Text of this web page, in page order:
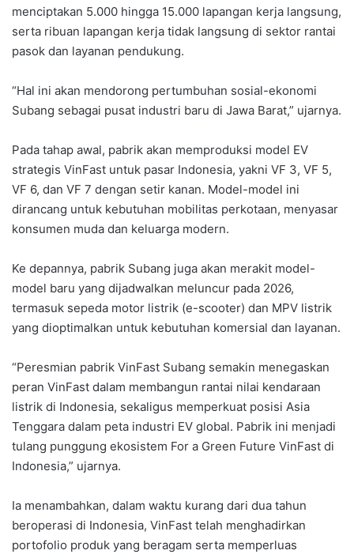
menciptakan 5.000 hingga 15.000 lapangan kerja langsung,
serta ribuan lapangan kerja tidak langsung di sektor rantai
pasok dan layanan pendukung.
“Hal ini akan mendorong pertumbuhan sosial-ekonomi
Subang sebagai pusat industri baru di Jawa Barat,” ujarnya.
Pada tahap awal, pabrik akan memproduksi model EV
strategis VinFast untuk pasar Indonesia, yakni VF 3, VF 5,
VF 6, dan VF 7 dengan setir kanan. Model-model ini
dirancang untuk kebutuhan mobilitas perkotaan, menyasar
konsumen muda dan keluarga modern.
Ke depannya, pabrik Subang juga akan merakit model-
model baru yang dijadwalkan meluncur pada 2026,
termasuk sepeda motor listrik (e-scooter) dan MPV listrik
yang dioptimalkan untuk kebutuhan komersial dan layanan.
“Peresmian pabrik VinFast Subang semakin menegaskan
peran VinFast dalam membangun rantai nilai kendaraan
listrik di Indonesia, sekaligus memperkuat posisi Asia
Tenggara dalam peta industri EV global. Pabrik ini menjadi
tulang punggung ekosistem For a Green Future VinFast di
Indonesia,” ujarnya.
Ia menambahkan, dalam waktu kurang dari dua tahun
beroperasi di Indonesia, VinFast telah menghadirkan
portofolio produk yang beragam serta memperluas